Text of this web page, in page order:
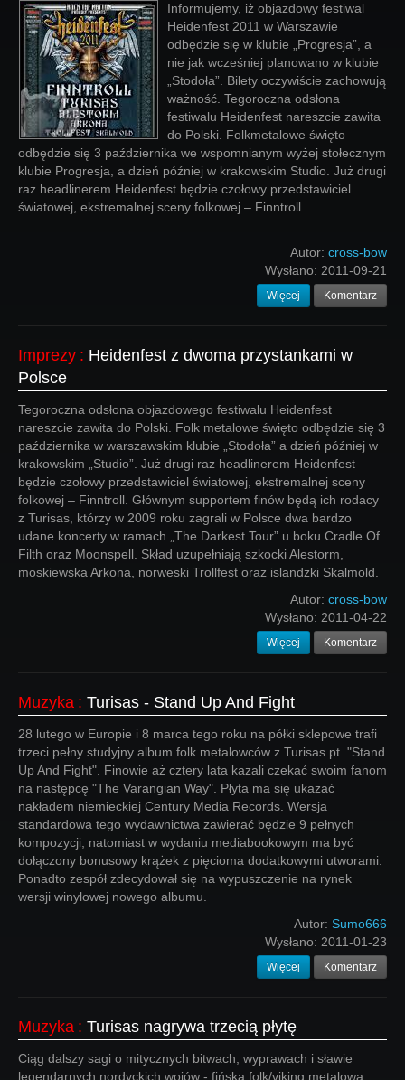
Informujemy, iż objazdowy festiwal
Heidenfest 2011 w Warszawie
odbędzie się w klubie „Progresja”, a
nie jak wcześniej planowano w klubie
„Stodoła”. Bilety oczywiście zachowują
ważność. Tegoroczna odsłona
festiwalu Heidenfest nareszcie zawita
do Polski. Folkmetalowe święto
odbędzie się 3 października we wspomnianym wyżej stołecznym
klubie Progresja, a dzień później w krakowskim Studio. Już drugi
raz headlinerem Heidenfest będzie czołowy przedstawiciel
światowej, ekstremalnej sceny folkowej – Finntroll.
Autor: cross-bow
Wysłano: 2011-09-21
Więcej Komentarz
Imprezy : Heidenfest z dwoma przystankami w
Polsce
Tegoroczna odsłona objazdowego festiwalu Heidenfest
nareszcie zawita do Polski. Folk metalowe święto odbędzie się 3
października w warszawskim klubie „Stodoła” a dzień później w
krakowskim „Studio”. Już drugi raz headlinerem Heidenfest
będzie czołowy przedstawiciel światowej, ekstremalnej sceny
folkowej – Finntroll. Głównym supportem finów będą ich rodacy
z Turisas, którzy w 2009 roku zagrali w Polsce dwa bardzo
udane koncerty w ramach „The Darkest Tour” u boku Cradle Of
Filth oraz Moonspell. Skład uzupełniają szkocki Alestorm,
moskiewska Arkona, norweski Trollfest oraz islandzki Skalmold.
Autor: cross-bow
Wysłano: 2011-04-22
Więcej Komentarz
Muzyka : Turisas - Stand Up And Fight
28 lutego w Europie i 8 marca tego roku na półki sklepowe trafi
trzeci pełny studyjny album folk metalowców z Turisas pt. "Stand
Up And Fight". Finowie aż cztery lata kazali czekać swoim fanom
na następcę "The Varangian Way". Płyta ma się ukazać
nakładem niemieckiej Century Media Records. Wersja
standardowa tego wydawnictwa zawierać będzie 9 pełnych
kompozycji, natomiast w wydaniu mediabookowym ma być
dołączony bonusowy krążek z pięcioma dodatkowymi utworami.
Ponadto zespół zdecydował się na wypuszczenie na rynek
wersji winylowej nowego albumu.
Autor: Sumo666
Wysłano: 2011-01-23
Więcej Komentarz
Muzyka : Turisas nagrywa trzecią płytę
Ciąg dalszy sagi o mitycznych bitwach, wyprawach i sławie
legendarnych nordyckich wojów - fińska folk/viking metalowa